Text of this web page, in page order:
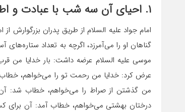
۱. احیای آن سه شب با عبادت و اطاعت حق تعالی
امام جواد علیه السلام از طریق پدران بزرگوارش
گناهان او را می‌آمرزد، اگرچه به تعداد
موسی علیه السلام عرضه داشت: بار خدایا من
عرض کرد: خدایا من رحمت تو را می‌خواهم،
من گذشتن از صراط را می‌خواهم، خطاب شد:
درختان بهشتی می‌خواهم، خطاب آمد: آن برای